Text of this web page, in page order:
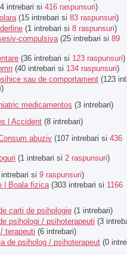
intrebari si 416 raspunsuri)
(15 intrebari si 83 raspunsuri)
(1 intrebari si 8 raspunsuri)
compulsiva(25 intrebari si 89
(36 intrebari si 123 raspunsuri)
(40 intrebari si 134 raspunsuri)
sau de comportament (123
)
medicamentos (3 intrebari)
| Accident (8 intrebari)
abuziv (107 intrebari si 436
(1 intrebari si 2 raspunsuri)
si 9 raspunsuri)
| Boala fizica(303 intrebari si 1166
carti de psihologie (1 intrebari)
psihologi / psihoterapeuti (3
terapeuti (6 intrebari)
de psiholog / psihoterapeut (0